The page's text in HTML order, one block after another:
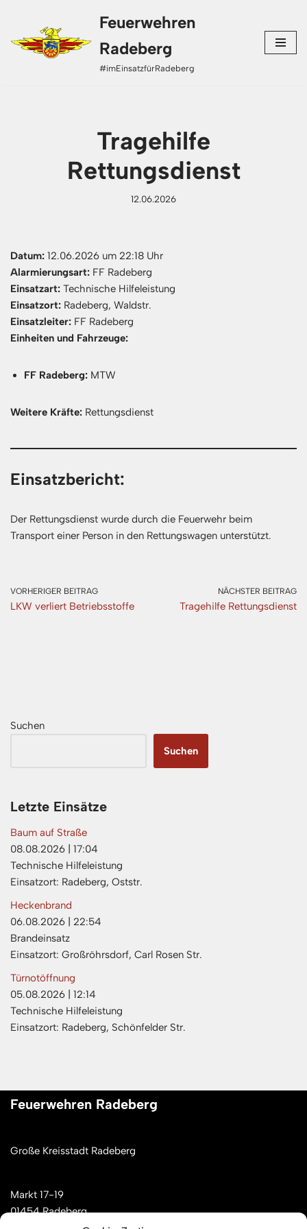
Zum
Inhalt
Feuerwehren
Radeberg
#imEinsatzfürRadeberg
Tragehilfe
Rettungsdienst
12.06.2026
Datum: 12.06.2026 um 22:18 Uhr
Alarmierungsart: FF Radeberg
Einsatzart: Technische Hilfeleistung
Einsatzort: Radeberg, Waldstr.
Einsatzleiter: FF Radeberg
Einheiten und Fahrzeuge:
FF Radeberg: MTW
Weitere Kräfte: Rettungsdienst
Einsatzbericht:
Der Rettungsdienst wurde durch die Feuerwehr beim
Transport einer Person in den Rettungswagen unterstützt.
VORHERIGER BEITRAG
LKW verliert Betriebsstoffe
NÄCHSTER BEITRAG
Tragehilfe Rettungsdienst
Suchen
Suchen
Letzte Einsätze
Baum auf Straße
08.08.2026
17:04
Technische Hilfeleistung
Einsatzort: Radeberg, Oststr.
Heckenbrand
06.08.2026
22:54
Brandeinsatz
Einsatzort: Großröhrsdorf, Carl Rosen Str.
Türnotöffnung
05.08.2026
12:14
Technische Hilfeleistung
Einsatzort: Radeberg, Schönfelder Str.
Feuerwehren Radeberg
Große Kreisstadt Radeberg
Markt 17-19
01454 Radeberg